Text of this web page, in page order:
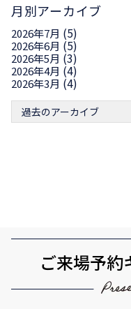
月別アーカイブ
2026年7月 (5)
2026年6月 (5)
2026年5月 (3)
2026年4月 (4)
2026年3月 (4)
過去のアーカイブ
ご来場予約